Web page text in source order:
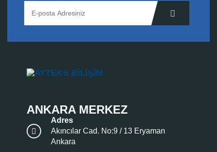
ANKARA MERKEZ
Adres
Akıncılar Cad. No:9 / 13 Eryaman
Ankara